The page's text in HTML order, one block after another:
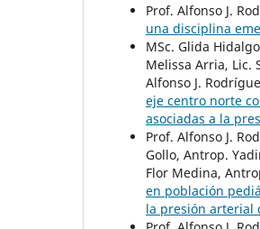
Prof. Alfonso J.
una disciplina
MSc. Glida
Melissa Arria, Lic.
Alfonso J.
eje centro norte
asociadas a la
Prof. Alfonso J.
Gollo, Antrop.
Flor Medina,
en población
la presión arterial